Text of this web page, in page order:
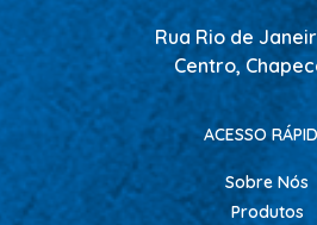
Rua Rio de
Centro,
ACESSO
Sobre Nós
Produtos